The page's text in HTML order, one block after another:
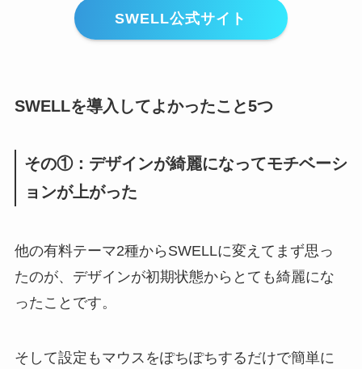
SWELL公式サイト
SWELLを導入してよかったこと5つ
その①：デザインが綺麗になってモチベーシ
ョンが上がった
他の有料テーマ2種からSWELLに変えてまず思っ
たのが、デザインが初期状態からとても綺麗にな
ったことです。
そして設定もマウスをぽちぽちするだけで簡単に